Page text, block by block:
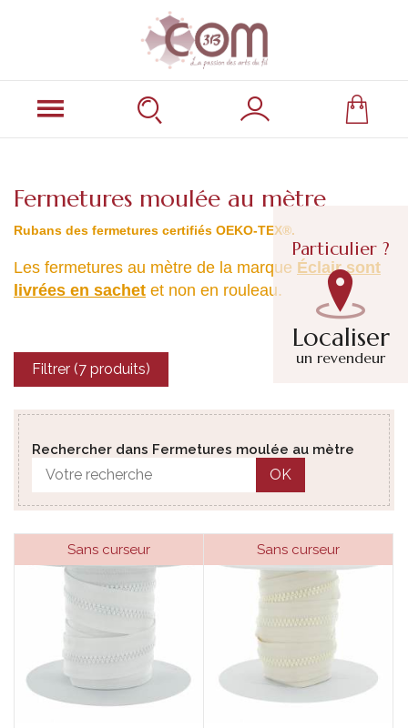
Particulier ?
Localiser
un revendeur
Fermetures moulée au mètre
Rubans des fermetures certifiés OEKO-TEX®.
Les fermetures au mètre de la marque Éclair sont
livrées en sachet et non en rouleau.
Filtrer (7 produits)
Rechercher dans Fermetures moulée au mètre
OK
Sans curseur Sans curseur